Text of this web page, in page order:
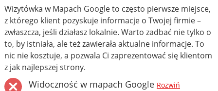
Wizytówka w Mapach Google to często pierwsze miejsce,
z którego klient pozyskuje informacje o Twojej firmie –
zwłaszcza, jeśli działasz lokalnie. Warto zadbać nie tylko o
to, by istniała, ale też zawierała aktualne informacje. To
nic nie kosztuje, a pozwala Ci zaprezentować się klientom
z jak najlepszej strony.
Widoczność w mapach Google Rozwiń